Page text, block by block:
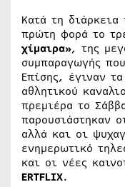
Κατά τη
πρώτη φορά το
χίμαιρα», της
συμπαραγωγής
Επίσης, έγιναν
αθλητικού
πρεμιέρα το
παρουσιάστηκαν
αλλά και οι
ενημερωτικό
και οι νέες
ERTFLIX.